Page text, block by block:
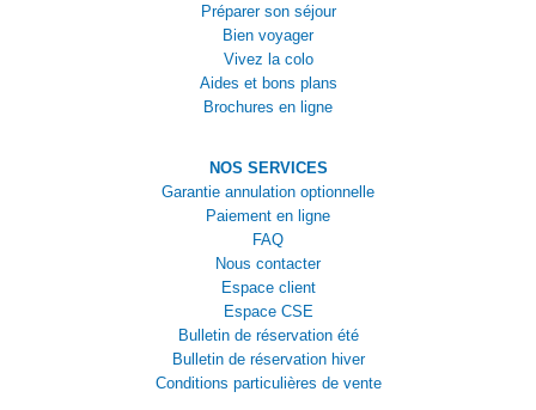
Préparer son séjour
Bien voyager
Vivez la colo
Aides et bons plans
Brochures en ligne
NOS SERVICES
Garantie annulation optionnelle
Paiement en ligne
FAQ
Nous contacter
Espace client
Espace CSE
Bulletin de réservation été
Bulletin de réservation hiver
Conditions particulières de vente